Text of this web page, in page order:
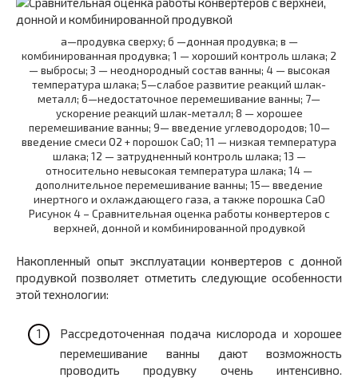
а—продувка сверху; б —донная продувка; в —
комбинированная продувка; 1 — хороший контроль шлака; 2
— выбросы; 3 — неоднородный состав ванны; 4 — высокая
температура шлака; 5—слабое развитие реакций шлак-
металл; 6—недостаточное перемешивание ванны; 7—
ускорение реакций шлак-металл; 8 — хорошее
перемешивание ванны; 9— введение углеводородов; 10—
введение смеси О2 + порошок СаО; 11 — низкая температура
шлака; 12 — затрудненный контроль шлака; 13 —
относительно невысокая температура шлака; 14 —
дополнительное перемешивание ванны; 15— введение
инертного и охлаждающего газа, а также порошка СаО
Рисунок 4 – Сравнительная оценка работы конвертеров с
верхней, донной и комбинированной продувкой
Накопленный опыт эксплуатации конвертеров с донной
продувкой позволяет отметить следующие особенности
этой технологии:
Рассредоточенная подача кислорода и хорошее
перемешивание ванны дают возможность
проводить продувку очень интенсивно.